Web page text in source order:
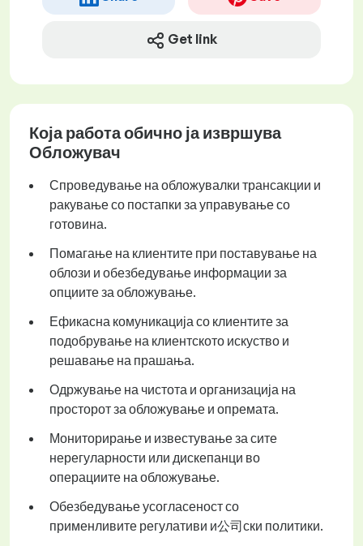
Get link
Која работа обично ја извршува
Обложувач
Спроведување на обложувалки трансакции и
ракување со постапки за управување со
готовина.
Помагање на клиентите при поставување на
облози и обезбедување информации за
опциите за обложување.
Ефикасна комуникација со клиентите за
подобрување на клиентското искуство и
решавање на прашања.
Одржување на чистота и организација на
просторот за обложување и опремата.
Мониторирање и известување за сите
нерегуларности или дискепанци во
операциите на обложување.
Обезбедување усогласеност со
применливите регулативи и公司ски политики.